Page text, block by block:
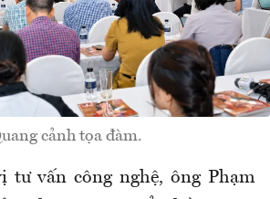
cảnh tọa đàm.
tư vấn công nghệ, ông Phạm